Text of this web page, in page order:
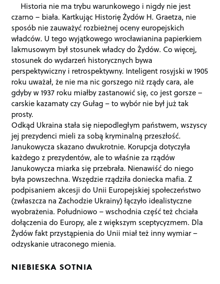
Historia nie ma trybu warunkowego i nigdy nie jest
czarno – biała. Kartkując Historię Żydów H. Graetza, nie
sposób nie zauważyć rozbieżnej oceny europejskich
władców. U tego wyjątkowego wrocławianina papierkiem
lakmusowym był stosunek władcy do Żydów. Co więcej,
stosunek do wydarzeń historycznych bywa
perspektywiczny i retrospektywny. Inteligent rosyjski w 1905
roku uważał, że nie ma nic gorszego niż rządy cara, ale
gdyby w 1937 roku miałby zastanowić się, co jest gorsze –
carskie kazamaty czy Gułag – to wybór nie był już tak
prosty.
Odkąd Ukraina stała się niepodległym państwem, wszyscy
jej prezydenci mieli za sobą kryminalną przeszłość.
Janukowycza skazano dwukrotnie. Korupcja dotyczyła
każdego z prezydentów, ale to właśnie za rządów
Janukowycza miarka się przebrała. Nienawiść do niego
była powszechna. Wszędzie rządziła doniecka mafia. Z
podpisaniem akcesji do Unii Europejskiej społeczeństwo
(zwłaszcza na Zachodzie Ukrainy) łączyło idealistyczne
wyobrażenia. Południowo – wschodnia część też chciała
dołączenia do Europy, ale z większym sceptycyzmem. Dla
Żydów fakt przystąpienia do Unii miał też inny wymiar –
odzyskanie utraconego mienia.
NIEBIESKA SOTNIA